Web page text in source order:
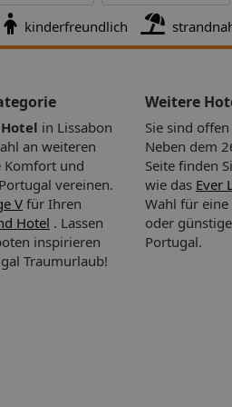
Pauschalreisen im Allgemeinen
aber auf Verlangen genauere
Eignung unter Berücksichtigung
Städten und Gemeinden eine
eingeführt werden kann. Die
kinderfreundlich
in Lissabon
an weiteren
Komfort und
vereinen.
V für Ihren
Hotel . Lassen
inspirieren
Traumurlaub!
Weitere
Sie sind
Neben dem
Seite finden
wie das Ever
Wahl für
oder
Portugal.